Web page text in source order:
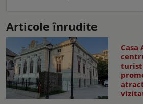
Articole înrudite
Casa